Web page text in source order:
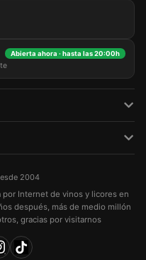
Abierta ahora · hasta las 20:00h
2004
Internet de vinos y licores en
después, más de medio millón
gracias por visitarnos